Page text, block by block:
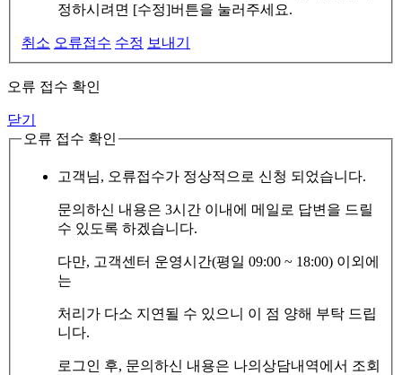
정하시려면 [수정]버튼을 눌러주세요.
취소 오류접수 수정 보내기
오류 접수 확인
닫기
오류 접수 확인
고객님, 오류접수가 정상적으로 신청 되었습니다.
문의하신 내용은 3시간 이내에 메일로 답변을 드릴
수 있도록 하겠습니다.
다만, 고객센터 운영시간(평일 09:00 ~ 18:00) 이외에
는
처리가 다소 지연될 수 있으니 이 점 양해 부탁 드립
니다.
로그인 후, 문의하신 내용은 나의상담내역에서 조회